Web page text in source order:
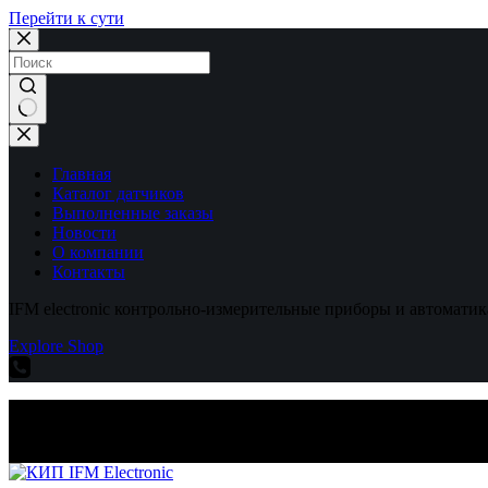
Перейти к сути
Ничего
не
найденоГлавная
Каталог датчиков
Выполненные заказы
Новости
О компании
Контакты
IFM electronic контрольно-измерительные приборы и
Explore Shop